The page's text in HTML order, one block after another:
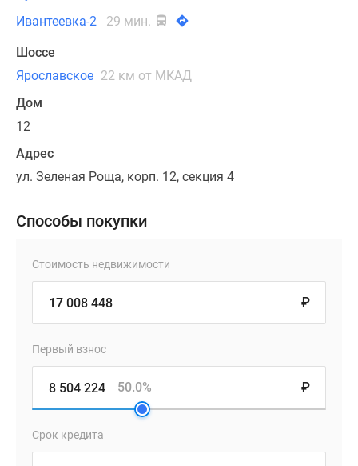
Ивантеевка-2
29 мин.
Шоссе
Ярославское 22 км от МКАД
Дом
12
Адрес
ул. Зеленая Роща, корп. 12, секция 4
Способы покупки
Стоимость недвижимости
₽
Первый взнос
₽
50.0%
Срок кредита